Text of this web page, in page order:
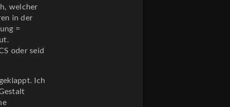
welcher
in der
=
oder seid
Ich